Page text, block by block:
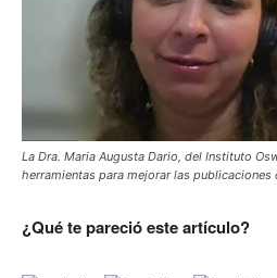
La Dra. Maria Augusta Dario, del Instituto
herramientas para mejorar las publicaciones
¿Qué te pareció este artículo?